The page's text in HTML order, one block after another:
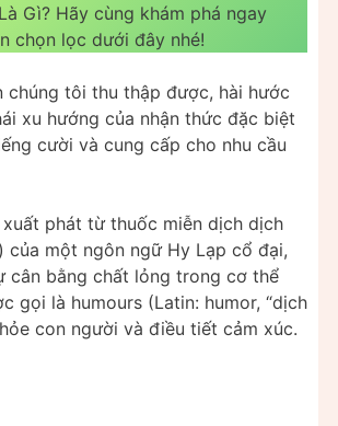
Gì? Hãy cùng khám phá ngay
chọn lọc dưới đây nhé!
chúng tôi thu thập được, hài hước
xu hướng của nhận thức đặc biệt
cười và cung cấp cho nhu cầu
phát từ thuốc miễn dịch dịch
của một ngôn ngữ Hy Lạp cổ đại,
cân bằng chất lỏng trong cơ thể
gọi là humours (Latin: humor, “dịch
con người và điều tiết cảm xúc.